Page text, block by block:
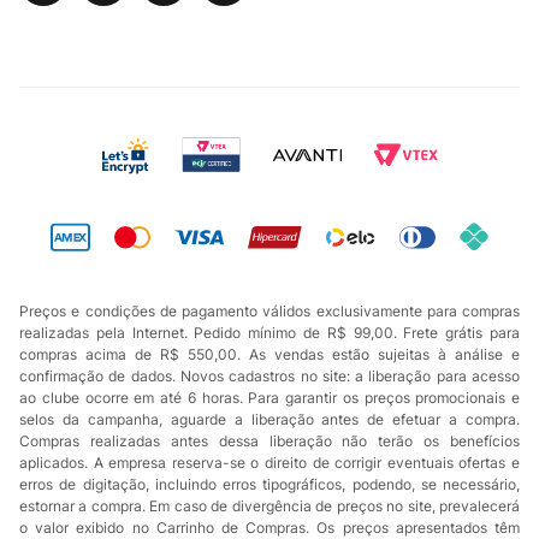
Preços e condições de pagamento válidos exclusivamente para compras
realizadas pela Internet. Pedido mínimo de R$ 99,00. Frete grátis para
compras acima de R$ 550,00. As vendas estão sujeitas à análise e
confirmação de dados. Novos cadastros no site: a liberação para acesso
ao clube ocorre em até 6 horas. Para garantir os preços promocionais e
selos da campanha, aguarde a liberação antes de efetuar a compra.
Compras realizadas antes dessa liberação não terão os benefícios
aplicados. A empresa reserva-se o direito de corrigir eventuais ofertas e
erros de digitação, incluindo erros tipográficos, podendo, se necessário,
estornar a compra. Em caso de divergência de preços no site, prevalecerá
o valor exibido no Carrinho de Compras. Os preços apresentados têm